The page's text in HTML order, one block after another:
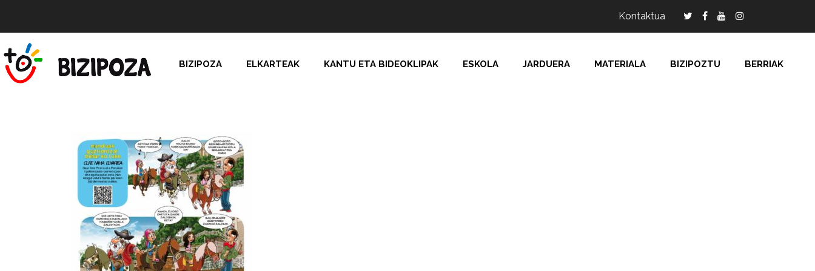
Kontaktua
BIZIPOZA ELKARTEAK KANTU ETA BIDEOKLIPAK ESKOLA JARDUERA MATERIALA BIZIPOZTU BERRIAK